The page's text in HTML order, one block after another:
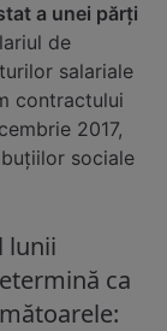
a unei părți
de
salariale
contractului
2017,
sociale
lunii
ca